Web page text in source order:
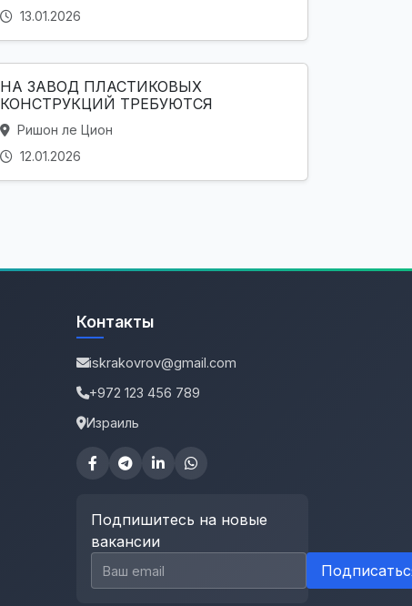
13.01.2026
НА ЗАВОД ПЛАСТИКОВЫХ
КОНСТРУКЦИЙ ТРЕБУЮТСЯ
Ришон ле Цион
12.01.2026
Контакты
iskrakovrov@gmail.com
+972 123 456 789
Израиль
Подпишитесь на новые
вакансии
Email для подписки